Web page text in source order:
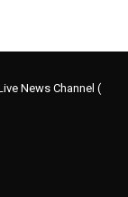
News Channel (